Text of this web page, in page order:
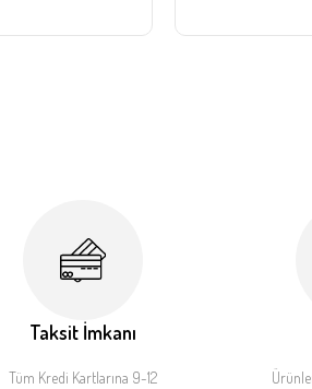
Taksit İmkanı
Tüm Kredi Kartlarına 9-12